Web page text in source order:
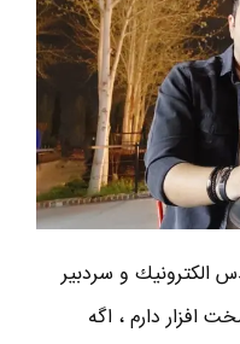
الكترونيك و سردبير
افزار دارم ، اگه